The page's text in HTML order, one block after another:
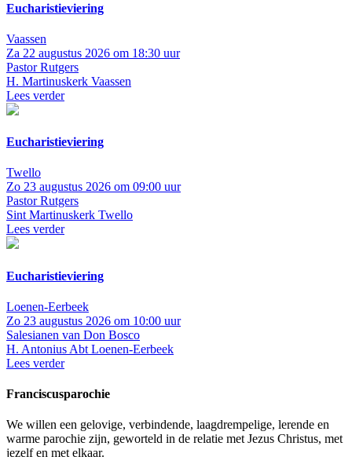
Eucharistieviering
Vaassen
Za 22 augustus 2026 om 18:30 uur
Pastor Rutgers
H. Martinuskerk Vaassen
Lees verder
Eucharistieviering
Twello
Zo 23 augustus 2026 om 09:00 uur
Pastor Rutgers
Sint Martinuskerk Twello
Lees verder
Eucharistieviering
Loenen-Eerbeek
Zo 23 augustus 2026 om 10:00 uur
Salesianen van Don Bosco
H. Antonius Abt Loenen-Eerbeek
Lees verder
Franciscusparochie
We willen een gelovige, verbindende, laagdrempelige, lerende en
warme parochie zijn, geworteld in de relatie met Jezus Christus, met
jezelf en met elkaar.